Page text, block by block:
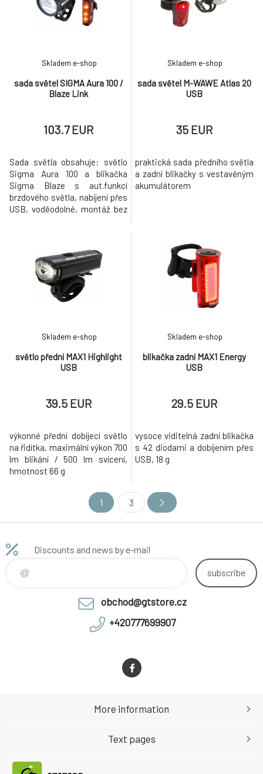
pomocí USB Výdrž baterie dle
módu a intenzity světl
sada světel SIGMA Aura 100 /
Blaze Link
Skladem e-shop
103.7 EUR
Sada světla obsahuje: světlo
Sigma Aura 100 a blikačka
Sigma Blaze s aut.funkcí
brzdového světla, nabíjení přes
USB, voděodolné, montáž bez
sada světel M-WAWE Atlas 20
USB
Skladem e-shop
35 EUR
praktická sada předního světla
a zadní blikačky s vestavěným
akumulátorem
světlo přední MAX1 Highlight
USB
Skladem e-shop
39.5 EUR
výkonné přední dobíjecí světlo
na řidítka, maximální výkon 700
lm blikání / 500 lm svícení,
hmotnost 66 g
blikačka zadní MAX1 Energy
USB
Skladem e-shop
29.5 EUR
vysoce viditelná zadní blikačka
s 42 diodami a dobíjením přes
USB, 18 g
1 3
Discounts and news by e-mail
subscribe
obchod@gtstore.cz
+420777699907
More information
Text pages